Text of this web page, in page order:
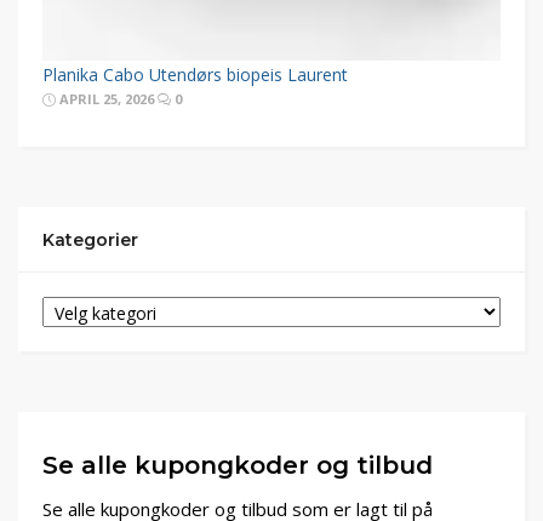
Planika Cabo Utendørs biopeis Laurent
APRIL 25, 2026 0
Kategorier
Se alle kupongkoder og tilbud
Se alle kupongkoder og tilbud som er lagt til på